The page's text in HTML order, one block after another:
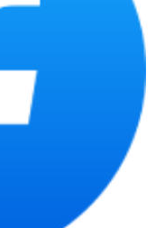
còn bài
hóa thiết bị